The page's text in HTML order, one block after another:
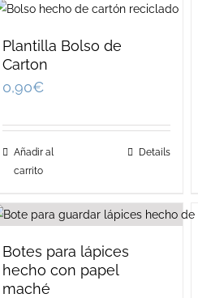
Plantilla Bolso de
Carton
0,90€
Añadir al
carrito
Details
Botes para lápices
hecho con papel
maché